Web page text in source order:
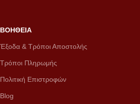
ΒΟΗΘΕΙΑ
Έξοδα & Τρόποι Αποστολής
Τρόποι Πληρωμής
Πολιτική Επιστροφών
Blog